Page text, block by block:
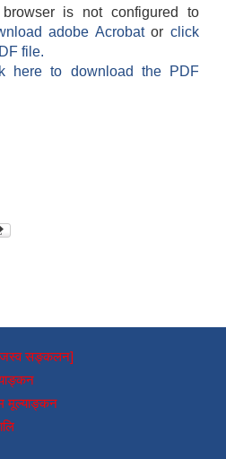
is not configured to
adobe Acrobatorclick
file.
here to download the PDF
सङ्कलन]
मूल्याङ्कन